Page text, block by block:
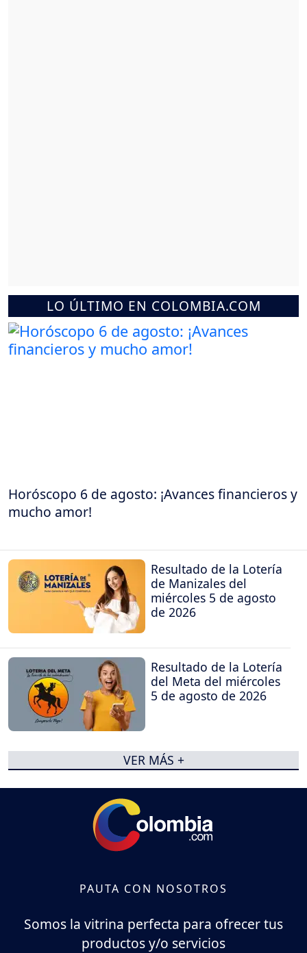
LO ÚLTIMO EN COLOMBIA.COM
Horóscopo 6 de agosto: ¡Avances financieros y
mucho amor!
Resultado de la Lotería
de Manizales del
miércoles 5 de agosto
de 2026
Resultado de la Lotería
del Meta del miércoles
5 de agosto de 2026
VER MÁS +
PAUTA CON NOSOTROS
Somos la vitrina perfecta para ofrecer tus
productos y/o servicios